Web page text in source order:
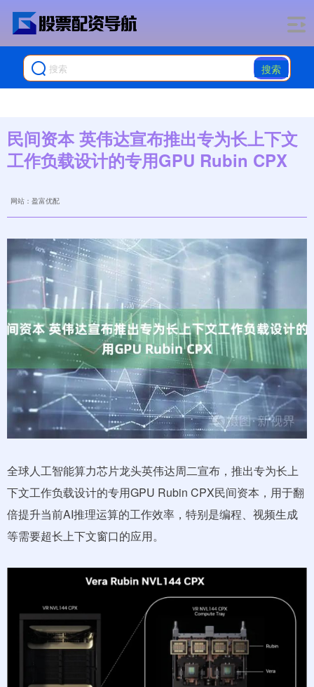
搜索
民间资本 英伟达宣布推出专为长上下文
工作负载设计的专用GPU Rubin CPX
网站：盈富优配
全球人工智能算力芯片龙头英伟达周二宣布，推出专为长上
下文工作负载设计的专用GPU Rubin CPX民间资本，用于翻
倍提升当前AI推理运算的工作效率，特别是编程、视频生成
等需要超长上下文窗口的应用。